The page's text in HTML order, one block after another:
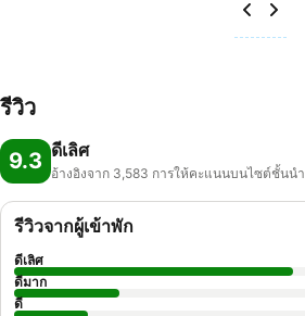
รีวิว
9.3 ดีเลิศ
อ้างอิงจาก 3,583 การให้คะแนนบนไซต์ชั้นนำ
รีวิวจากผู้เข้าพัก
ดีเลิศ
ดีมาก
ดี